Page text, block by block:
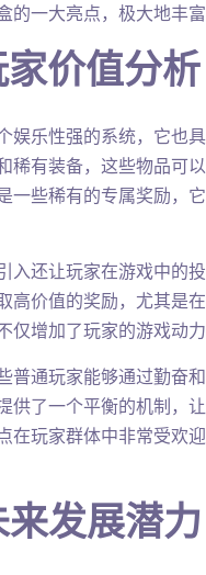
一大亮点，极大地丰富
价值分析
娱乐性强的系统，它也
稀有装备，这些物品可
一些稀有的专属奖励，
入还让玩家在游戏中的
高价值的奖励，尤其是
增加了玩家的游戏动
普通玩家能够通过勤奋
供了一个平衡的机制，
在玩家群体中非常受欢
发展潜力